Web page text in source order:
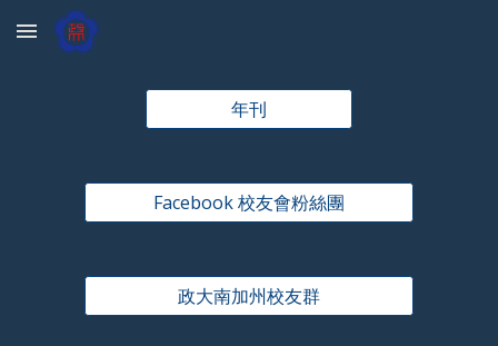
Skip to main content
年刊
Facebook 校友會粉絲團
政大南加州校友群